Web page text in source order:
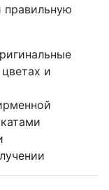
правильную
и